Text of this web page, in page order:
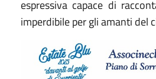
espressiva capace di
imperdibile per gli amanti del